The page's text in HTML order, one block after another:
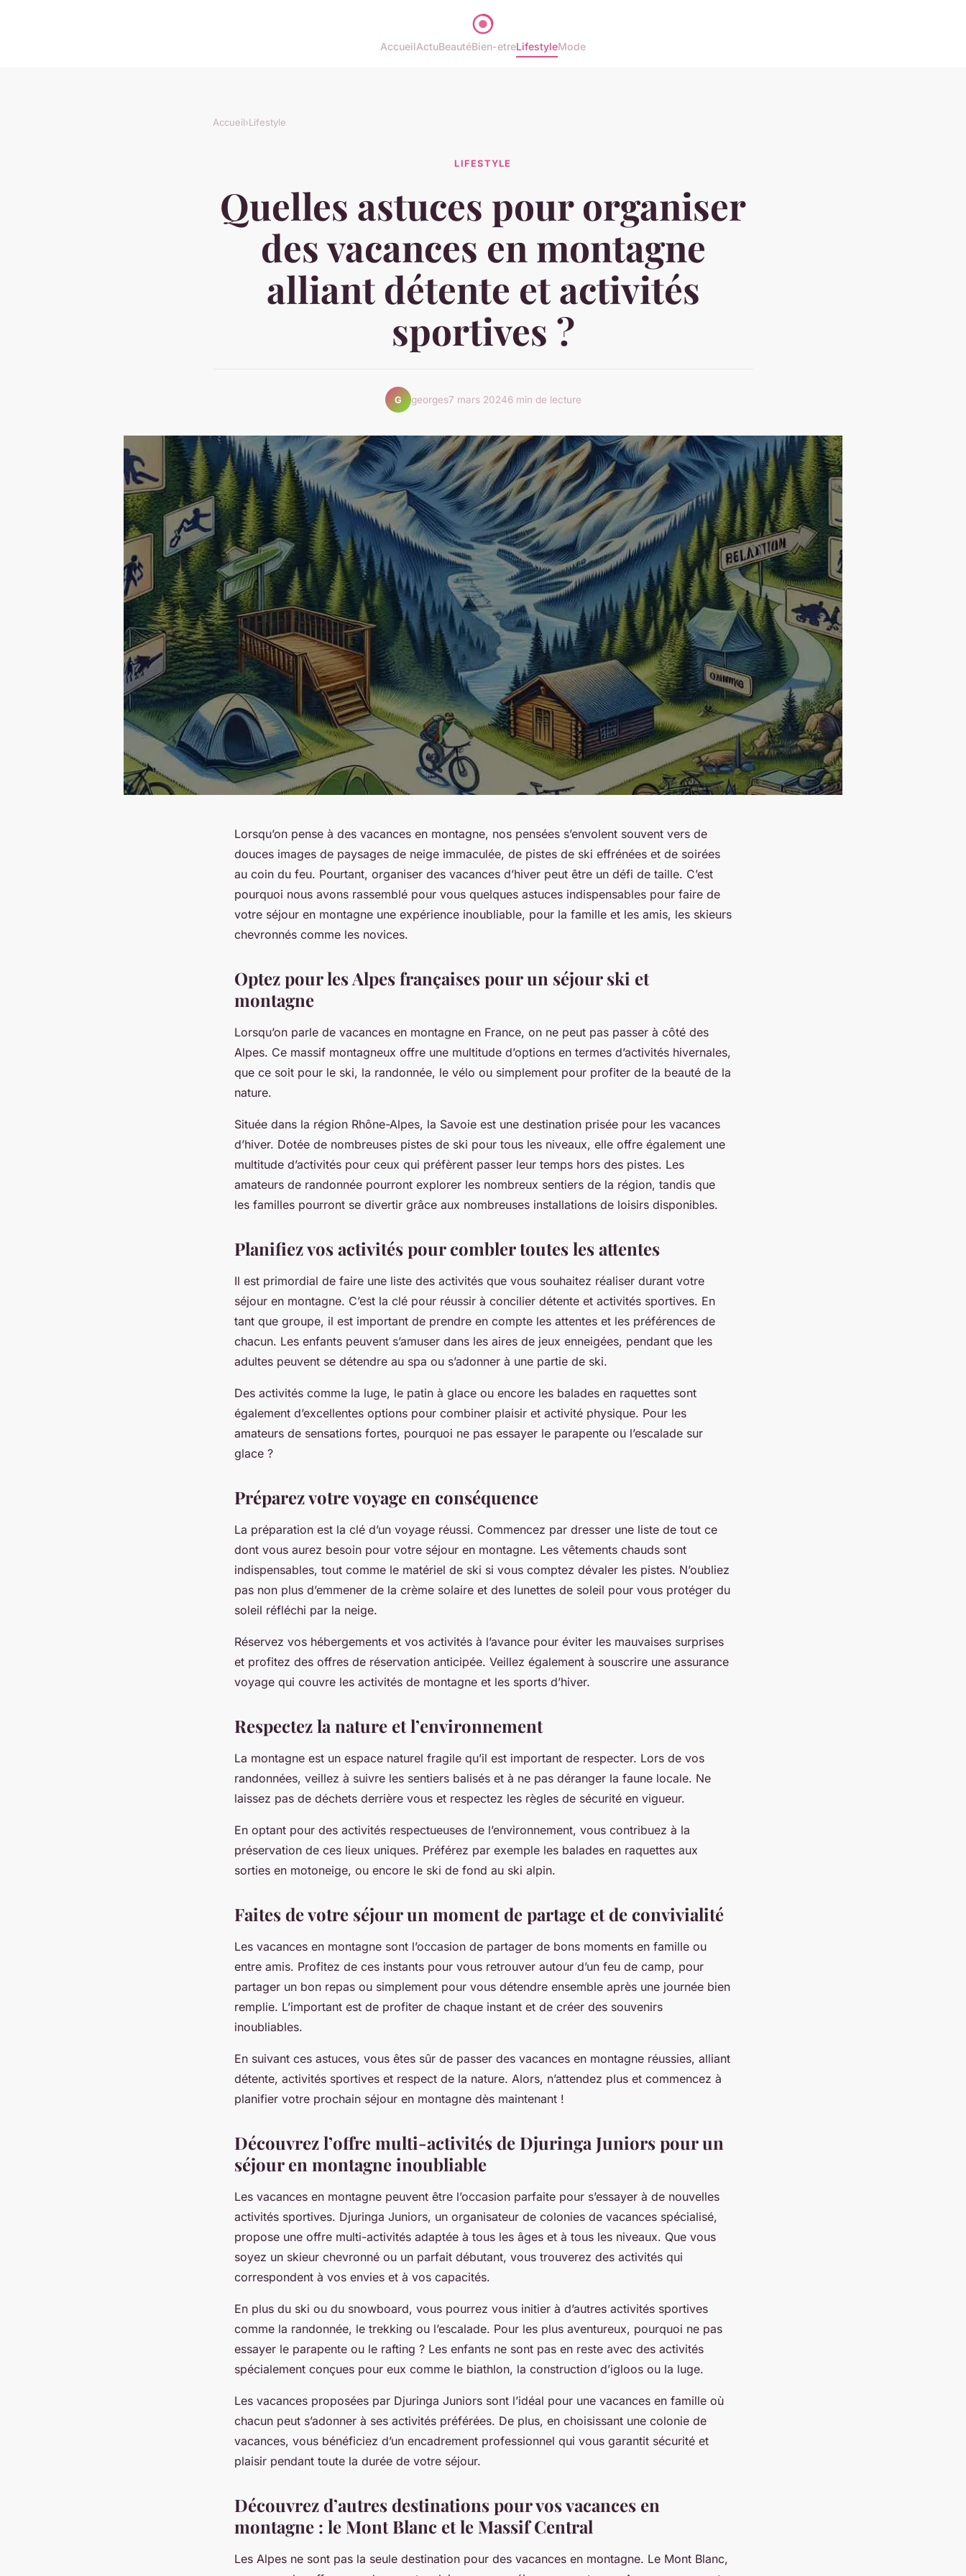
AccueilActuBeautéBien-etreLifestyleMode
Accueil›Lifestyle
LIFESTYLE
Quelles astuces pour organiser
des vacances en montagne
alliant détente et activités
sportives ?
G georges7 mars 20246 min de lecture
Lorsqu’on pense à des vacances en montagne, nos pensées s’envolent souvent vers de
douces images de paysages de neige immaculée, de pistes de ski effrénées et de soirées
au coin du feu. Pourtant, organiser des vacances d’hiver peut être un défi de taille. C’est
pourquoi nous avons rassemblé pour vous quelques astuces indispensables pour faire de
votre séjour en montagne une expérience inoubliable, pour la famille et les amis, les skieurs
chevronnés comme les novices.
Optez pour les Alpes françaises pour un séjour ski et
montagne
Lorsqu’on parle de vacances en montagne en France, on ne peut pas passer à côté des
Alpes. Ce massif montagneux offre une multitude d’options en termes d’activités hivernales,
que ce soit pour le ski, la randonnée, le vélo ou simplement pour profiter de la beauté de la
nature.
Située dans la région Rhône-Alpes, la Savoie est une destination prisée pour les vacances
d’hiver. Dotée de nombreuses pistes de ski pour tous les niveaux, elle offre également une
multitude d’activités pour ceux qui préfèrent passer leur temps hors des pistes. Les
amateurs de randonnée pourront explorer les nombreux sentiers de la région, tandis que
les familles pourront se divertir grâce aux nombreuses installations de loisirs disponibles.
Planifiez vos activités pour combler toutes les attentes
Il est primordial de faire une liste des activités que vous souhaitez réaliser durant votre
séjour en montagne. C’est la clé pour réussir à concilier détente et activités sportives. En
tant que groupe, il est important de prendre en compte les attentes et les préférences de
chacun. Les enfants peuvent s’amuser dans les aires de jeux enneigées, pendant que les
adultes peuvent se détendre au spa ou s’adonner à une partie de ski.
Des activités comme la luge, le patin à glace ou encore les balades en raquettes sont
également d’excellentes options pour combiner plaisir et activité physique. Pour les
amateurs de sensations fortes, pourquoi ne pas essayer le parapente ou l’escalade sur
glace ?
Préparez votre voyage en conséquence
La préparation est la clé d’un voyage réussi. Commencez par dresser une liste de tout ce
dont vous aurez besoin pour votre séjour en montagne. Les vêtements chauds sont
indispensables, tout comme le matériel de ski si vous comptez dévaler les pistes. N’oubliez
pas non plus d’emmener de la crème solaire et des lunettes de soleil pour vous protéger du
soleil réfléchi par la neige.
Réservez vos hébergements et vos activités à l’avance pour éviter les mauvaises surprises
et profitez des offres de réservation anticipée. Veillez également à souscrire une assurance
voyage qui couvre les activités de montagne et les sports d’hiver.
Respectez la nature et l’environnement
La montagne est un espace naturel fragile qu’il est important de respecter. Lors de vos
randonnées, veillez à suivre les sentiers balisés et à ne pas déranger la faune locale. Ne
laissez pas de déchets derrière vous et respectez les règles de sécurité en vigueur.
En optant pour des activités respectueuses de l’environnement, vous contribuez à la
préservation de ces lieux uniques. Préférez par exemple les balades en raquettes aux
sorties en motoneige, ou encore le ski de fond au ski alpin.
Faites de votre séjour un moment de partage et de convivialité
Les vacances en montagne sont l’occasion de partager de bons moments en famille ou
entre amis. Profitez de ces instants pour vous retrouver autour d’un feu de camp, pour
partager un bon repas ou simplement pour vous détendre ensemble après une journée bien
remplie. L’important est de profiter de chaque instant et de créer des souvenirs
inoubliables.
En suivant ces astuces, vous êtes sûr de passer des vacances en montagne réussies, alliant
détente, activités sportives et respect de la nature. Alors, n’attendez plus et commencez à
planifier votre prochain séjour en montagne dès maintenant !
Découvrez l’offre multi-activités de Djuringa Juniors pour un
séjour en montagne inoubliable
Les vacances en montagne peuvent être l’occasion parfaite pour s’essayer à de nouvelles
activités sportives. Djuringa Juniors, un organisateur de colonies de vacances spécialisé,
propose une offre multi-activités adaptée à tous les âges et à tous les niveaux. Que vous
soyez un skieur chevronné ou un parfait débutant, vous trouverez des activités qui
correspondent à vos envies et à vos capacités.
En plus du ski ou du snowboard, vous pourrez vous initier à d’autres activités sportives
comme la randonnée, le trekking ou l’escalade. Pour les plus aventureux, pourquoi ne pas
essayer le parapente ou le rafting ? Les enfants ne sont pas en reste avec des activités
spécialement conçues pour eux comme le biathlon, la construction d’igloos ou la luge.
Les vacances proposées par Djuringa Juniors sont l’idéal pour une vacances en famille où
chacun peut s’adonner à ses activités préférées. De plus, en choisissant une colonie de
vacances, vous bénéficiez d’un encadrement professionnel qui vous garantit sécurité et
plaisir pendant toute la durée de votre séjour.
Découvrez d’autres destinations pour vos vacances en
montagne : le Mont Blanc et le Massif Central
Les Alpes ne sont pas la seule destination pour des vacances en montagne. Le Mont Blanc,